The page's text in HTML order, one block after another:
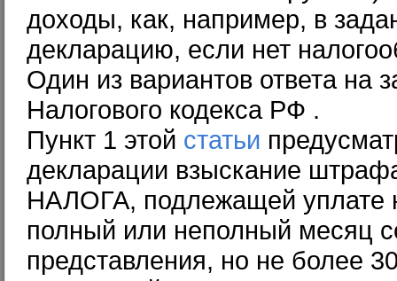
доходы, как, например, в
декларацию, если нет
Один из вариантов ответа на
Налогового кодекса РФ .
Пункт 1 этой статьи
декларации взыскание
НАЛОГА, подлежащей уплате
полный или неполный месяц
представления, но не более